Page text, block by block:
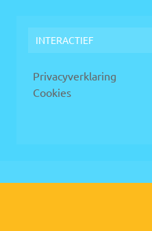
INTERACTIEF
Privacyverklaring
Cookies